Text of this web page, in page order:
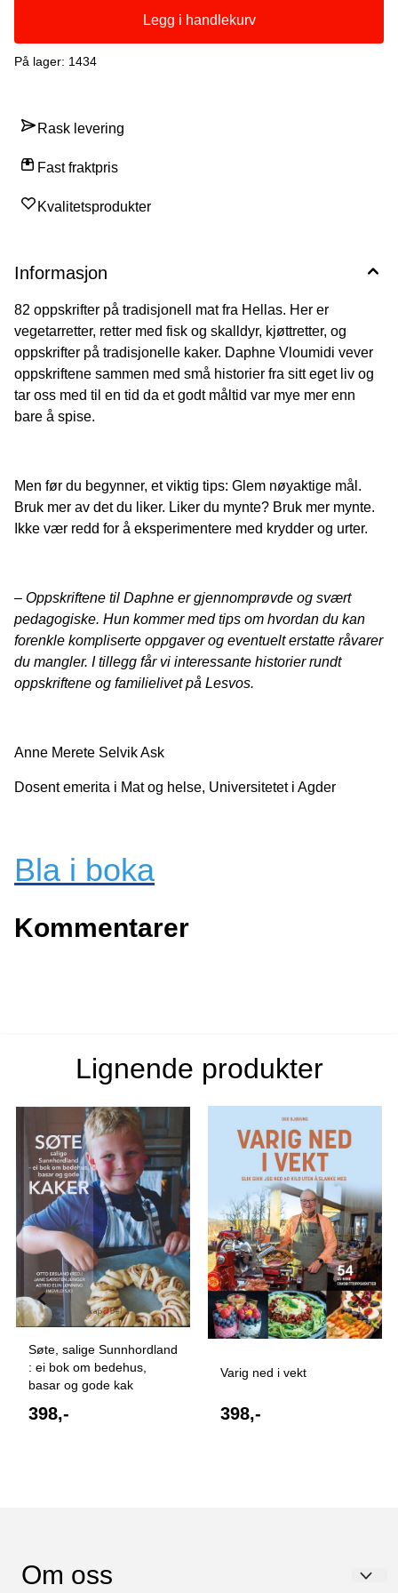
rundt oppskriftene og familielivet på Lesvos. Anne Merete Selvik
boka
Legg i handlekurv
På lager: 1434
Rask levering
Fast fraktpris
Kvalitetsprodukter
Informasjon
82 oppskrifter på tradisjonell mat fra Hellas. Her er
vegetarretter, retter med fisk og skalldyr, kjøttretter, og
oppskrifter på tradisjonelle kaker. Daphne Vloumidi vever
oppskriftene sammen med små historier fra sitt eget liv og
tar oss med til en tid da et godt måltid var mye mer enn
bare å spise.
Men før du begynner, et viktig tips: Glem nøyaktige mål.
Bruk mer av det du liker. Liker du mynte? Bruk mer mynte.
Ikke vær redd for å eksperimentere med krydder og urter.
– Oppskriftene til Daphne er gjennomprøvde og svært
pedagogiske. Hun kommer med tips om hvordan du kan
forenkle kompliserte oppgaver og eventuelt erstatte råvarer
du mangler. I tillegg får vi interessante historier rundt
oppskriftene og familielivet på Lesvos.
Anne Merete Selvik Ask
Dosent emerita i Mat og helse, Universitetet i Agder
Bla i boka
Kommentarer
Lignende produkter
Søte, salige Sunnhordland
: ei bok om bedehus,
basar og gode kak
398,-
Varig ned i vekt
398,-
Om oss